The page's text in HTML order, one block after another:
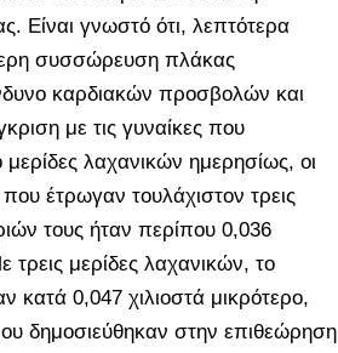
Είναι γνωστό ότι, λεπτότερα
συσσώρευση πλάκας
καρδιακών προσβολών και
με τις γυναίκες που
λαχανικών ημερησίως, οι
έτρωγαν τουλάχιστον τρεις
τους ήταν περίπου 0,036
τρεις μερίδες λαχανικών, το
κατά 0,047 χιλιοστά μικρότερο,
δημοσιεύθηκαν στην επιθεώρηση